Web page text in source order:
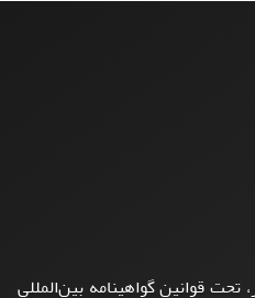
قوانین گواهینامه بین‌المللی